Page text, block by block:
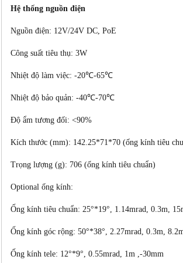
Hệ thống nguồn điện
Nguồn điện: 12V/24V DC, PoE
Công suất tiêu thụ: 3W
Nhiệt độ làm việc: -20℃-65℃
Nhiệt độ bảo quản: -40℃-70℃
Độ ẩm tương đối: <90%
Kích thước (mm): 142.25*71*70 (ống kính tiêu
Trọng lượng (g): 706 (ống kính tiêu chuẩn)
Optional ống kính:
Ống kính tiêu chuẩn: 25°*19°, 1.14mrad, 0.3m,
Ống kính góc rộng: 50°*38°, 2.27mrad, 0.3m,
Ống kính tele: 12°*9°, 0.55mrad, 1m ,-30mm